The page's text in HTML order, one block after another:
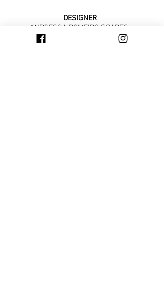
DESIGNER
ANDRESSA ROMEIRO SOARES
curitibana. Formada em Publicidade e